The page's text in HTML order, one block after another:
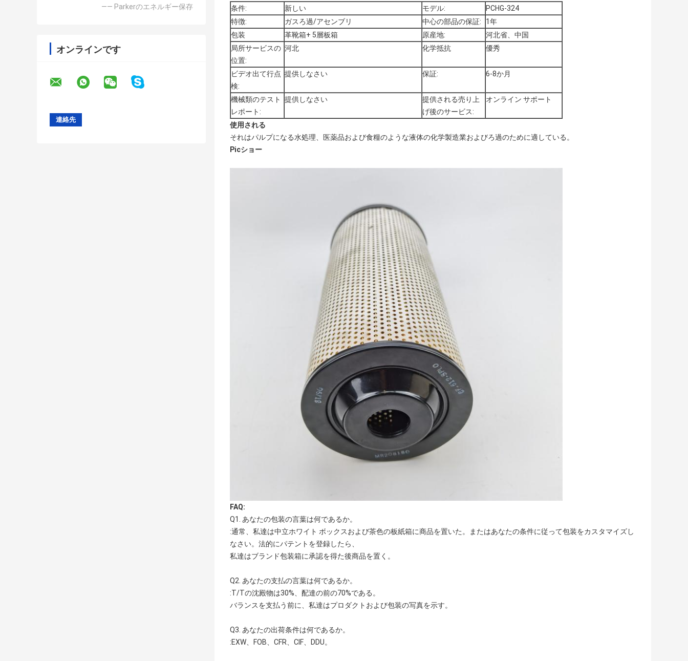
—— Parkerのエネルギー保存
オンラインです
条件:
新しい モデル:
PCHG-324
特徴:
ガスろ過/アセンブリ 中心の部品の保証:
1年
包装
革靴箱+ 5層板箱 原産地:
河北省、中国
局所サービスの
位置:
河北 化学抵抗 優秀
ビデオ出て行点
検:
提供しなさい 保証: 6-8か月
機械類のテスト
レポート:
提供しなさい
提供される売り上
げ後のサービス:
オンライン サポート
使用される
それはパルプになる水処理、医薬品および食糧のような液体の化学製造業およびろ過のために適している。
Picショー
FAQ:
Q1. あなたの包装の言葉は何であるか。
:通常、私達は中立ホワイト ボックスおよび茶色の板紙箱に商品を置いた。またはあなたの条件に従って包装をカスタマイズし
なさい。法的にパテントを登録したら、
私達はブランド包装箱に承認を得た後商品を置く。
Q2. あなたの支払の言葉は何であるか。
:T/Tの沈殿物は30%、配達の前の70%である。
バランスを支払う前に、私達はプロダクトおよび包装の写真を示す。
Q3. あなたの出荷条件は何であるか。
:EXW、FOB、CFR、CIF、DDU。